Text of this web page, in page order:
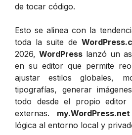
de tocar código.
Esto se alinea con la
toda la suite de
2026, WordPress lanzó un
en su editor que permite
ajustar estilos globales,
tipografías, generar
todo desde el propio editor
externas. my.WordPress.net
lógica al entorno local y